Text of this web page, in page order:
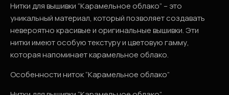
Нитки для вышивки “Карамельное облако” – это
уникальный материал, который позволяет создавать
невероятно красивые и оригинальные вышивки. Эти
нитки имеют особую текстуру и цветовую гамму,
которая напоминает карамельное облако.
Особенности ниток “Карамельное облако”